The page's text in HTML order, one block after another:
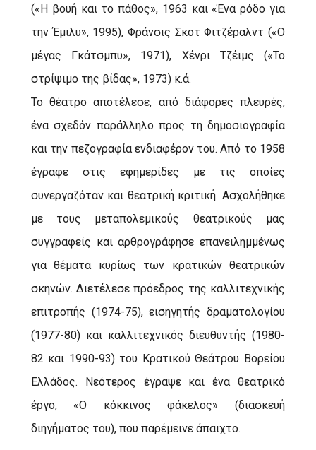
(«Η βουή και το πάθος», 1963 και «Ένα ρόδο για
την Έμιλυ», 1995), Φράνσις Σκοτ Φιτζέραλντ («Ο
μέγας Γκάτσμπυ», 1971), Χένρι Τζέιμς («Το
στρίψιμο της βίδας», 1973) κ.ά.
Το θέατρο αποτέλεσε, από διάφορες πλευρές,
ένα σχεδόν παράλληλο προς τη δημοσιογραφία
και την πεζογραφία ενδιαφέρον του. Από το 1958
έγραφε στις εφημερίδες με τις οποίες
συνεργαζόταν και θεατρική κριτική. Ασχολήθηκε
με τους μεταπολεμικούς θεατρικούς μας
συγγραφείς και αρθρογράφησε επανειλημμένως
για θέματα κυρίως των κρατικών θεατρικών
σκηνών. Διετέλεσε πρόεδρος της καλλιτεχνικής
επιτροπής (1974-75), εισηγητής δραματολογίου
(1977-80) και καλλιτεχνικός διευθυντής (1980-
82 και 1990-93) του Κρατικού Θεάτρου Βορείου
Ελλάδος. Νεότερος έγραψε και ένα θεατρικό
έργο, «Ο κόκκινος φάκελος» (διασκευή
διηγήματος του), που παρέμεινε άπαιχτο.